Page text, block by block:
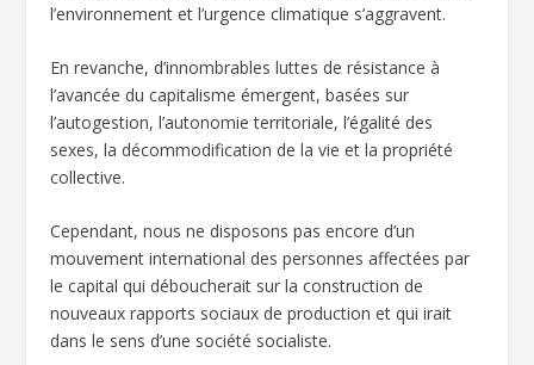
l’environnement et l’urgence climatique s’aggravent.
En revanche, d’innombrables luttes de résistance à
l’avancée du capitalisme émergent, basées sur
l’autogestion, l’autonomie territoriale, l’égalité des
sexes, la décommodification de la vie et la propriété
collective.
Cependant, nous ne disposons pas encore d’un
mouvement international des personnes affectées par
le capital qui déboucherait sur la construction de
nouveaux rapports sociaux de production et qui irait
dans le sens d’une société socialiste.